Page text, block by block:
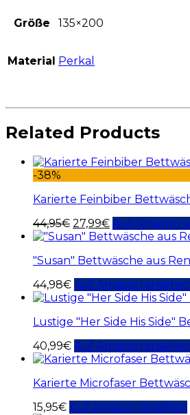
Größe 135×200
Material Perkal
Related Products
-38%
Karierte Feinbiber
44,95€ 27,99€ Auf Amazon
"Susan" Bettwäsche aus
44,98€ Auf Amazon
Lustige "Her Side His Side"
40,99€ Auf Amazon
Karierte Microfaser
15,95€ Auf Amazon ansehen